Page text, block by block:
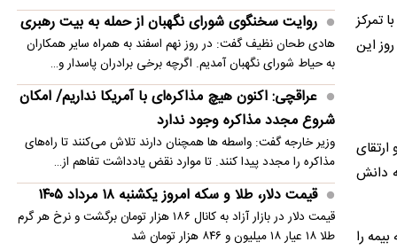
تمرکز
این
دانش
را
روایت سخنگوی شورای نگهبان از حمله به بیت رهبری
هادی طحان نظیف گفت: در روز نهم اسفند به همراه سایر همکاران
به حیاط شورای نگهبان آمدیم. اگرچه برخی برادران پاسدار و…
عراقچی: اکنون هیچ مذاکره‌ای با آمریکا نداریم/ امکان
شروع مجدد مذاکره وجود ندارد
وزیر خارجه گفت: واسطه ها همچنان دارند تلاش می‌کنند تا راه‌های
مذاکره را مجدد پیدا کنند. تا موارد نقض یادداشت تفاهم از…
قیمت دلار، طلا و سکه امروز یکشنبه ۱۸ مرداد ۱۴۰۵
قیمت دلار در بازار آزاد به کانال ۱۸۶ هزار تومان برگشت و نرخ هر گرم
طلا ۱۸ عیار ۱۸ میلیون و ۸۴۶ هزار تومان شد